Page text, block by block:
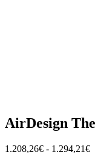
AirDesign The
1.208,26€ - 1.294,21€